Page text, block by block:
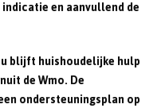
en aanvullend de
blijft huishoudelijke hulp
de Wmo. De
ondersteuningsplan op